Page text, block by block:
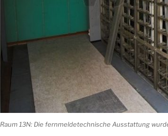
Raum 13N: Die fernmeldetechnische Ausstattung